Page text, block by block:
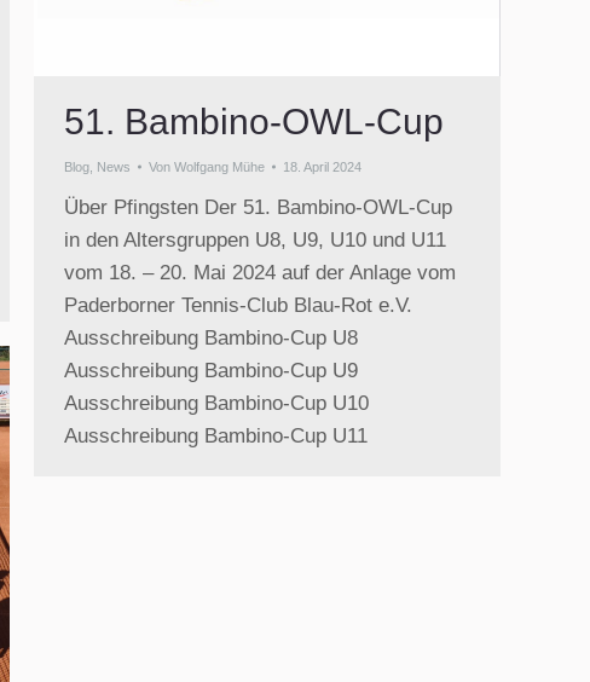
51. Bambino-OWL-Cup
Blog News Von Wolfgang Mühe 18. April 2024
Über Pfingsten Der 51. Bambino-OWL-Cup
in den Altersgruppen U8, U9, U10 und U11
vom 18. – 20. Mai 2024 auf der Anlage vom
Paderborner Tennis-Club Blau-Rot e.V.
Ausschreibung Bambino-Cup U8
Ausschreibung Bambino-Cup U9
Ausschreibung Bambino-Cup U10
Ausschreibung Bambino-Cup U11